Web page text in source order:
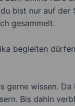
bist nur auf der
gesammelt.
begleiten
gerne wissen.
Bis dahin